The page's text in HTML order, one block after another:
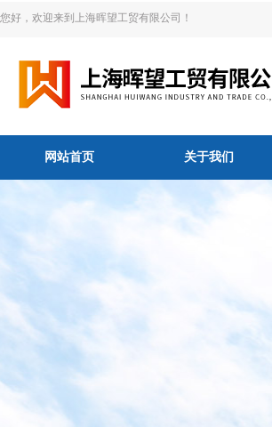
您好，欢迎来到上海晖望工贸有限公司！
网站首页 关于我们